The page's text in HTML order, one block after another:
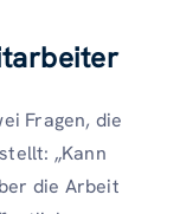
Fragen, die
„Kann
die Arbeit